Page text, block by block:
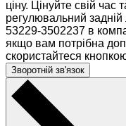
ціну. Цінуйте свій
регулювальний
53229-3502237 в
якщо вам потрібна
скористайтеся
Зворотній зв'язок